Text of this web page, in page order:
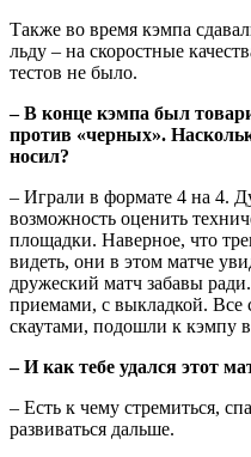
Также во время кэмпа
льду – на скоростные
тестов не было.
– В конце кэмпа был
против «черных».
носил?
– Играли в формате 4 на 4.
возможность оценить
площадки. Наверное, что
видеть, они в этом матче
дружеский матч забавы
приемами, с выкладкой. Все
скаутами, подошли к кэмпу
– И как тебе удался этот
– Есть к чему стремиться,
развиваться дальше.